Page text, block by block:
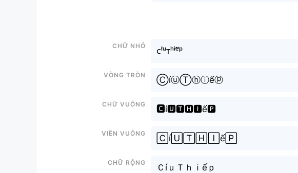
Chữ nhỏ
ᴄⁱ́ᵘᴛʰⁱᵉ̂́ᵖ
Vòng tròn
ⒸíⓤⓉⓗⓘếⓟ
Chữ vuông
🅲í🆄🆃🅷🅸ế🅿
Viền vuông
🄲í🅄🅃🄷🄸ế🄿
Chữ rộng
ＣíｕＴｈｉếｐ